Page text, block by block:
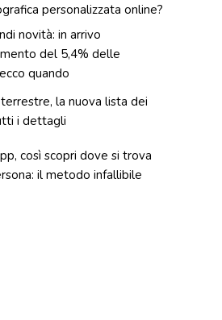
personalizzata online?
novità: in arrivo
del 5,4% delle
quando
la nuova lista dei
i dettagli
così scopri dove si trova
il metodo infallibile